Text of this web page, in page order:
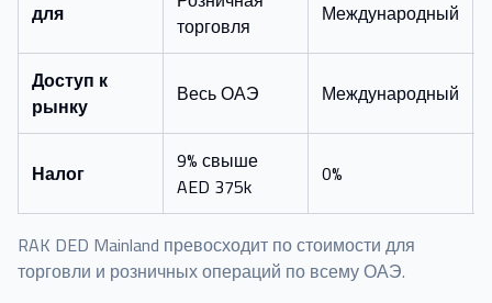
для
торговля
Международный
Доступ к
рынку
Весь ОАЭ Международный
Налог
9% свыше
AED 375k
0%
RAK DED Mainland превосходит по стоимости для
торговли и розничных операций по всему ОАЭ.